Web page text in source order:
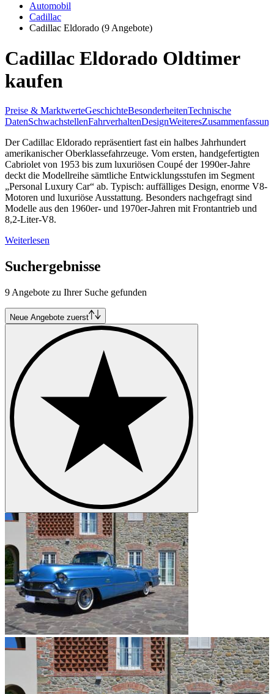
Automobil
Cadillac
Cadillac Eldorado (9 Angebote)
Cadillac Eldorado Oldtimer
kaufen
Preise & MarktwerteGeschichteBesonderheitenTechnische
DatenSchwachstellenFahrverhaltenDesignWeiteresZusammenfassung
Der Cadillac Eldorado repräsentiert fast ein halbes Jahrhundert
amerikanischer Oberklassefahrzeuge. Vom ersten, handgefertigten
Cabriolet von 1953 bis zum luxuriösen Coupé der 1990er-Jahre
deckt die Modellreihe sämtliche Entwicklungsstufen im Segment
„Personal Luxury Car“ ab. Typisch: auffälliges Design, enorme V8-
Motoren und luxuriöse Ausstattung. Besonders nachgefragt sind
Modelle aus den 1960er- und 1970er-Jahren mit Frontantrieb und
8,2-Liter-V8.
Weiterlesen
Suchergebnisse
9 Angebote zu Ihrer Suche gefunden
Neue Angebote zuerst